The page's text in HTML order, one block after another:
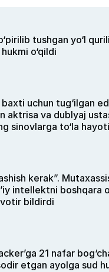
tushgan yo‘l
o‘qildi
uchun tug‘ilgan
aktrisa va dublyaj
sinovlarga to‘la hayoti
kerak”.
intellektni boshqara
bildirdi
21 nafar
etgan ayolga sud